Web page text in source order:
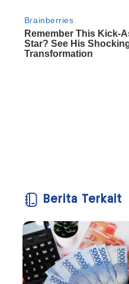
Berita Terkait